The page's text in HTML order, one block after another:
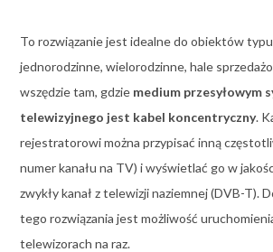
To rozwiązanie jest idealne do obiektów
jednorodzinne, wielorodzinne, hale
wszędzie tam, gdzie medium przesyłowym
telewizyjnego jest kabel koncentryczny.
rejestratorowi można przypisać inną
numer kanału na TV) i wyświetlać go w
zwykły kanał z telewizji naziemnej (DVB-T).
tego rozwiązania jest możliwość
telewizorach na raz.